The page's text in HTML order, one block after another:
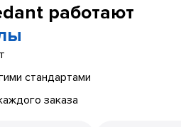
работают
стандартами
заказа